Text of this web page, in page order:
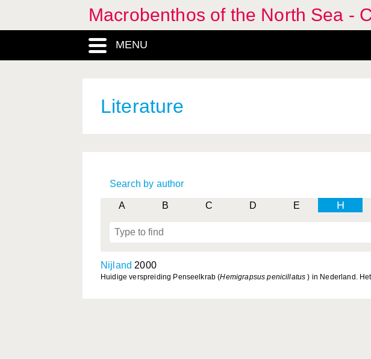
Macrobenthos of the North Sea -
MENU
Literature
Search by author
A B C D E H
Nijland 2000
Huidige verspreiding Penseelkrab (Hemigrapsus penicillatus ) in Nederland.